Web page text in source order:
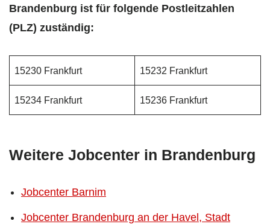
Brandenburg ist für folgende Postleitzahlen
(PLZ) zuständig:
15230 Frankfurt 15232 Frankfurt
15234 Frankfurt 15236 Frankfurt
Weitere Jobcenter in Brandenburg
Jobcenter Barnim
Jobcenter Brandenburg an der Havel, Stadt